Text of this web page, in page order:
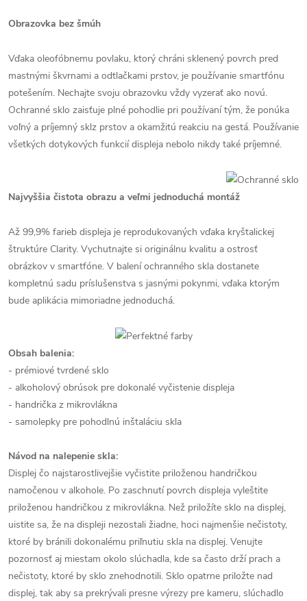
Obrazovka bez šmúh
Vďaka oleofóbnemu povlaku, ktorý chráni sklenený povrch pred
mastnými škvrnami a odtlačkami prstov, je používanie smartfónu
potešením. Nechajte svoju obrazovku vždy vyzerať ako novú.
Ochranné sklo zaisťuje plné pohodlie pri používaní tým, že ponúka
voľný a príjemný sklz prstov a okamžitú reakciu na gestá. Používanie
všetkých dotykových funkcií displeja nebolo nikdy také príjemné.
Najvyššia čistota obrazu a veľmi jednoduchá montáž
Až 99,9% farieb displeja je reprodukovaných vďaka kryštalickej
štruktúre Clarity. Vychutnajte si originálnu kvalitu a ostrosť
obrázkov v smartfóne. V balení ochranného skla dostanete
kompletnú sadu príslušenstva s jasnými pokynmi, vďaka ktorým
bude aplikácia mimoriadne jednoduchá.
Obsah balenia:
- prémiové tvrdené sklo
- alkoholový obrúsok pre dokonalé vyčistenie displeja
- handrička z mikrovlákna
- samolepky pre pohodlnú inštaláciu skla
Návod na nalepenie skla:
Displej čo najstarostlivejšie vyčistite priloženou handričkou
namočenou v alkohole. Po zaschnutí povrch displeja vyleštite
priloženou handričkou z mikrovlákna. Než priložíte sklo na displej,
uistite sa, že na displeji nezostali žiadne, hoci najmenšie nečistoty,
ktoré by bránili dokonalému priľnutiu skla na displej. Venujte
pozornosť aj miestam okolo slúchadla, kde sa často drží prach a
nečistoty, ktoré by sklo znehodnotili. Sklo opatrne priložte nad
displej, tak aby sa prekrývali presne výrezy pre kameru, slúchadlo